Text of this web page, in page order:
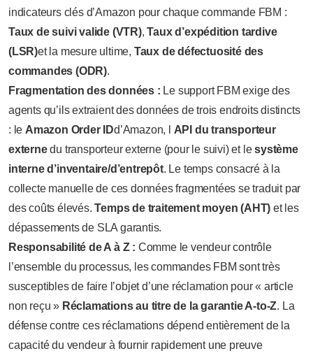
indicateurs clés d’Amazon pour chaque commande FBM :
Taux de suivi valide (VTR),Taux d’expédition tardive
(LSR)et la mesure ultime, Taux de défectuosité des
commandes (ODR).
Fragmentation des données : Le support FBM exige des
agents qu’ils extraient des données de trois endroits distincts
: le Amazon Order IDd’Amazon, l API du transporteur
externedu transporteur externe (pour le suivi) et lesystème
interne d’inventaire/d’entrepôt. Le temps consacré à la
collecte manuelle de ces données fragmentées se traduit par
des coûts élevés.Temps de traitement moyen (AHT) et les
dépassements de SLA garantis.
Responsabilité de A à Z : Comme le vendeur contrôle
l’ensemble du processus, les commandes FBM sont très
susceptibles de faire l’objet d’une réclamation pour « article
non reçu » Réclamations au titre de la garantie A-to-Z. La
défense contre ces réclamations dépend entièrement de la
capacité du vendeur à fournir rapidement une preuve